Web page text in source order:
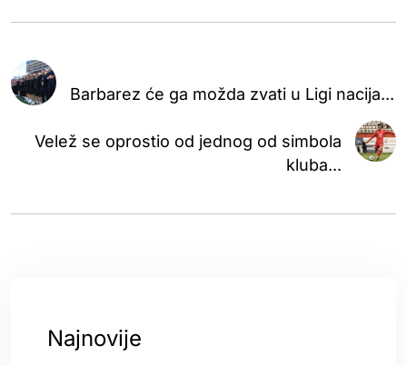
Barbarez će ga možda zvati u Ligi nacija...
Velež se oprostio od jednog od simbola
kluba...
Najnovije